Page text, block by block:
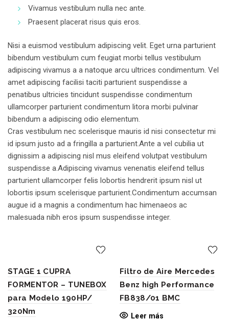
Vivamus vestibulum nulla nec ante.
Praesent placerat risus quis eros.
Nisi a euismod vestibulum adipiscing velit. Eget urna parturient
bibendum vestibulum cum feugiat morbi tellus vestibulum
adipiscing vivamus a a natoque arcu ultrices condimentum. Vel
amet adipiscing facilisi taciti parturient suspendisse a
penatibus ultricies tincidunt suspendisse condimentum
ullamcorper parturient condimentum litora morbi pulvinar
bibendum a adipiscing odio elementum.
Cras vestibulum nec scelerisque mauris id nisi consectetur mi
id ipsum justo ad a fringilla a parturient.Ante a vel cubilia ut
dignissim a adipiscing nisl mus eleifend volutpat vestibulum
suspendisse a.Adipiscing vivamus venenatis eleifend tellus
parturient ullamcorper felis lobortis hendrerit ipsum nisl ut
lobortis ipsum scelerisque parturient.Condimentum accumsan
augue id a magnis a condimentum hac himenaeos ac
malesuada nibh eros ipsum suspendisse integer.
STAGE 1 CUPRA
FORMENTOR – TUNEBOX
para Modelo 190HP/
320Nm
Filtro de Aire Mercedes
Benz high Performance
FB838/01 BMC
Leer más